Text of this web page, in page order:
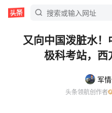
又向中国泼脏水
极科考站，
军
头条领航创作者